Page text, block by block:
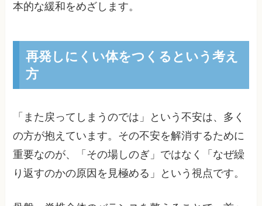
本的な緩和をめざします。
再発しにくい体をつくるという考え
方
「また戻ってしまうのでは」という不安は、多く
の方が抱えています。その不安を解消するために
重要なのが、「その場しのぎ」ではなく「なぜ繰
り返すのかの原因を見極める」という視点です。